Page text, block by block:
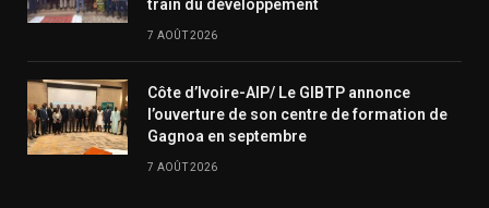
train du développement
7 AOÛT 2026
Côte d’Ivoire-AIP/ Le GIBTP annonce
l’ouverture de son centre de formation de
Gagnoa en septembre
7 AOÛT 2026